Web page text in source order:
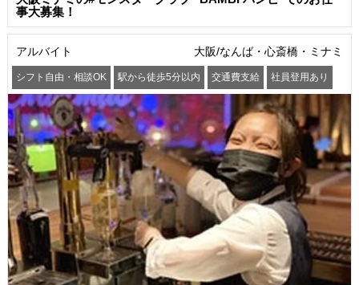
事大募集！
アルバイト 大阪/なんば・心斎橋・ミナミ
シフト自由・相談OK 駅から徒歩5分以内 交通費支給 社員登用あり